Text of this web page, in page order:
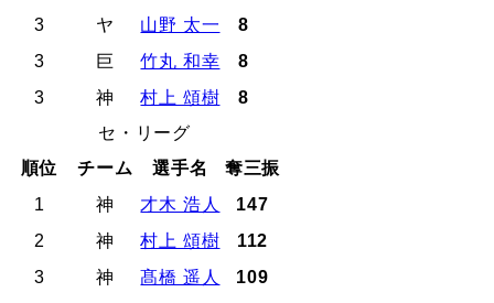
3
ヤ 山野 太一
8
3
巨 竹丸 和幸
8
3
神 村上 頌樹
8
セ・リーグ
順位
チーム 選手名
奪三振
1
神 才木 浩人
147
2
神 村上 頌樹
112
3
神 髙橋 遥人
109